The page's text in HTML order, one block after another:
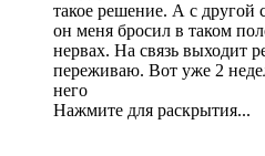
такое решение. А с другой
он меня бросил в таком
нервах. На связь выходит
переживаю. Вот уже 2
него
Нажмите для раскрытия...